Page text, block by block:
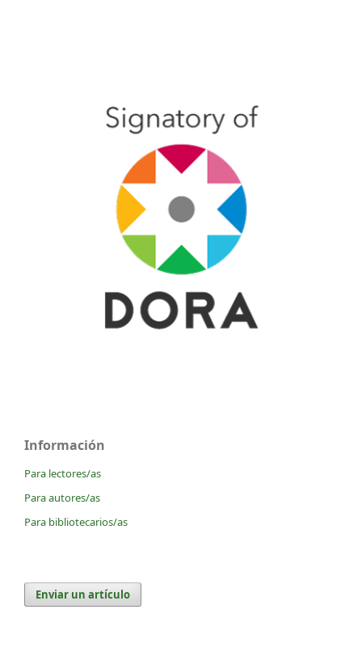
Información
Para lectores/as
Para autores/as
Para bibliotecarios/as
Enviar un artículo